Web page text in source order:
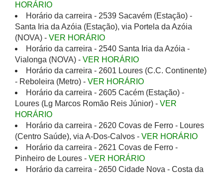
HORÁRIO
Horário da carreira - 2539 Sacavém (Estação) -
Santa Iria da Azóia (Estação), via Portela da Azóia
(NOVA) - VER HORÁRIO
Horário da carreira - 2540 Santa Iria da Azóia -
Vialonga (NOVA) - VER HORÁRIO
Horário da carreira - 2601 Loures (C.C. Continente)
- Reboleira (Metro) - VER HORÁRIO
Horário da carreira - 2605 Cacém (Estação) -
Loures (Lg Marcos Romão Reis Júnior) - VER
HORÁRIO
Horário da carreira - 2620 Covas de Ferro - Loures
(Centro Saúde), via A-Dos-Calvos - VER HORÁRIO
Horário da carreira - 2621 Covas de Ferro -
Pinheiro de Loures - VER HORÁRIO
Horário da carreira - 2650 Cidade Nova - Costa da